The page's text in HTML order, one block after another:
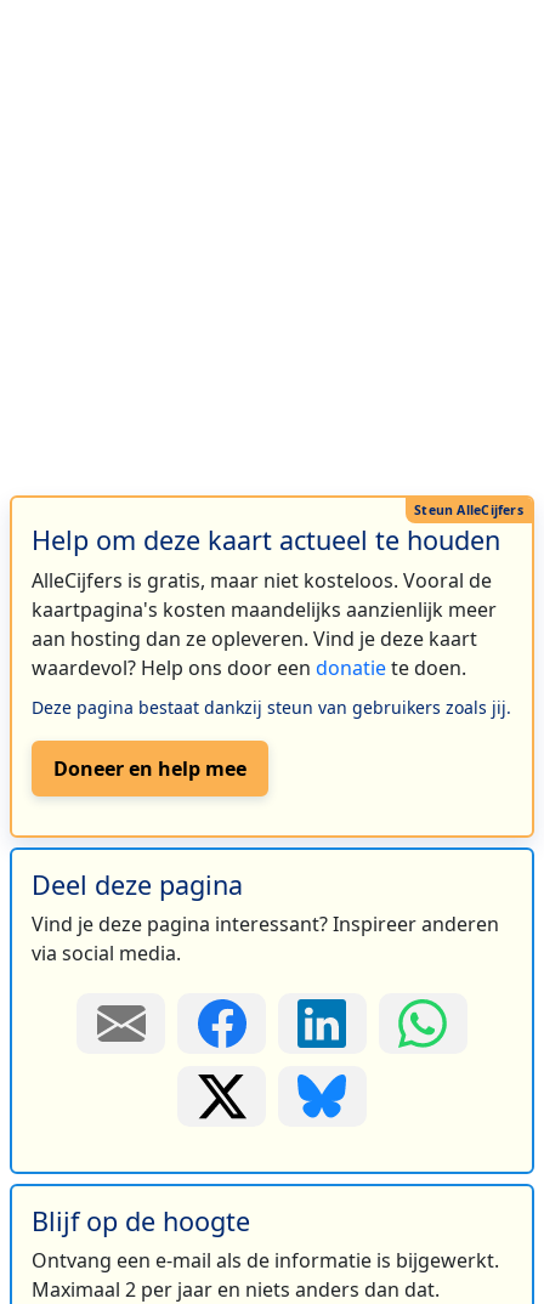
Help om deze kaart actueel te houden
AlleCijfers is gratis, maar niet kosteloos. Vooral de
kaartpagina's kosten maandelijks aanzienlijk meer
aan hosting dan ze opleveren. Vind je deze kaart
waardevol? Help ons door een donatiete doen.
Deze pagina bestaat dankzij steun van gebruikers zoals jij.
Doneer en help mee
Deel deze pagina
Vind je deze pagina interessant? Inspireer anderen
via social media.
Blijf op de hoogte
Ontvang een e-mail als de informatie is bijgewerkt.
Maximaal 2 per jaar en niets anders dan dat.